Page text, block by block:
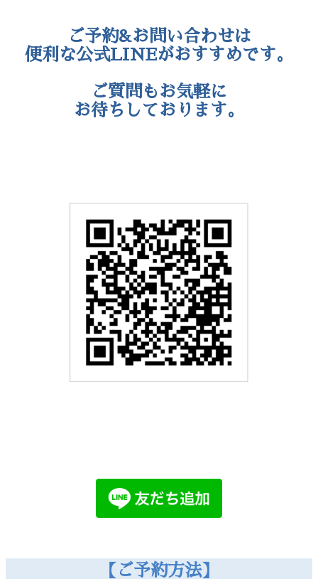
ご予約&お問い合わせは
便利な公式LINEがおすすめです。